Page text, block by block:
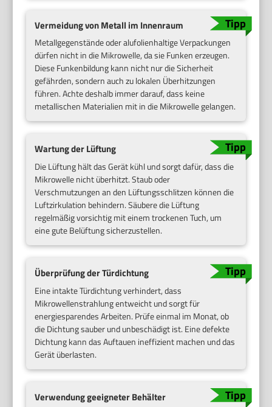
Vermeidung von Metall im Innenraum
Metallgegenstände oder alufolienhaltige Verpackungen
dürfen nicht in die Mikrowelle, da sie Funken erzeugen.
Diese Funkenbildung kann nicht nur die Sicherheit
gefährden, sondern auch zu lokalen Überhitzungen
führen. Achte deshalb immer darauf, dass keine
metallischen Materialien mit in die Mikrowelle gelangen.
Wartung der Lüftung
Die Lüftung hält das Gerät kühl und sorgt dafür, dass die
Mikrowelle nicht überhitzt. Staub oder
Verschmutzungen an den Lüftungsschlitzen können die
Luftzirkulation behindern. Säubere die Lüftung
regelmäßig vorsichtig mit einem trockenen Tuch, um
eine gute Belüftung sicherzustellen.
Überprüfung der Türdichtung
Eine intakte Türdichtung verhindert, dass
Mikrowellenstrahlung entweicht und sorgt für
energiesparendes Arbeiten. Prüfe einmal im Monat, ob
die Dichtung sauber und unbeschädigt ist. Eine defekte
Dichtung kann das Auftauen ineffizient machen und das
Gerät überlasten.
Verwendung geeigneter Behälter